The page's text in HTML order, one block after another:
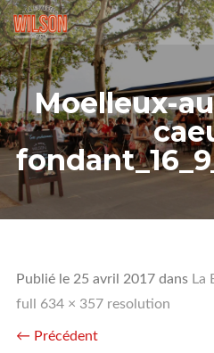
Moelleux-
Publié le 25 avril 2017dans La
full 634 × 357 resolution
← Précédent